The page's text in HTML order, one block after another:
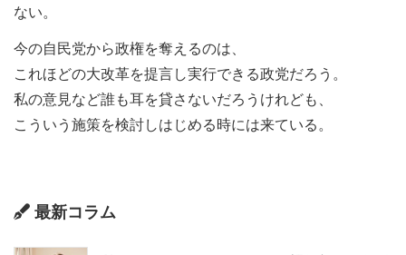
ない。
今の自民党から政権を奪えるのは、
これほどの大改革を提言し実行できる政党だろう。
私の意見など誰も耳を貸さないだろうけれども、
こういう施策を検討しはじめる時には来ている。
最新コラム